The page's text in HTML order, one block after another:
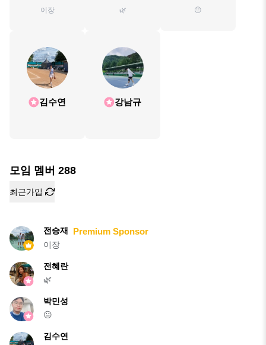
이장 🌿 😐
김수연 강남규
모임 멤버 288
최근가입
전승재 Premium Sponsor
이장
전혜란
🌿
박민성
😐
김수연